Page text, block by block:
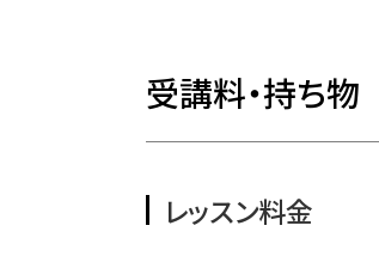
受講料・持ち物
レッスン料金